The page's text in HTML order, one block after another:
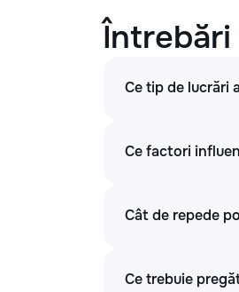
Ce tip de lucrări
Ce factori
Cât de repede
Ce trebuie